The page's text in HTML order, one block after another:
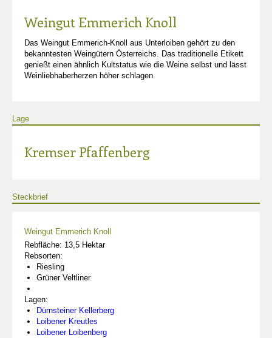
Weingut Emmerich Knoll
Das Weingut Emmerich-Knoll aus Unterloiben gehört zu den
bekanntesten Weingütern Österreichs. Das traditionelle Etikett
genießt einen ähnlich Kultstatus wie die Weine selbst und lässt
Weinliebhaberherzen höher schlagen.
Lage
Kremser Pfaffenberg
Steckbrief
Weingut Emmerich Knoll
Rebfläche: 13,5 Hektar
Rebsorten:
Riesling
Grüner Veltliner
Lagen:
Dürnsteiner Kellerberg
Loibener Kreutles
Loibener Loibenberg